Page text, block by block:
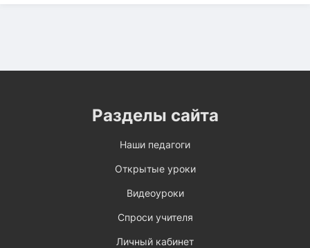
Разделы сайта
Наши педагоги
Открытые уроки
Видеоуроки
Спроси учителя
Личный кабинет